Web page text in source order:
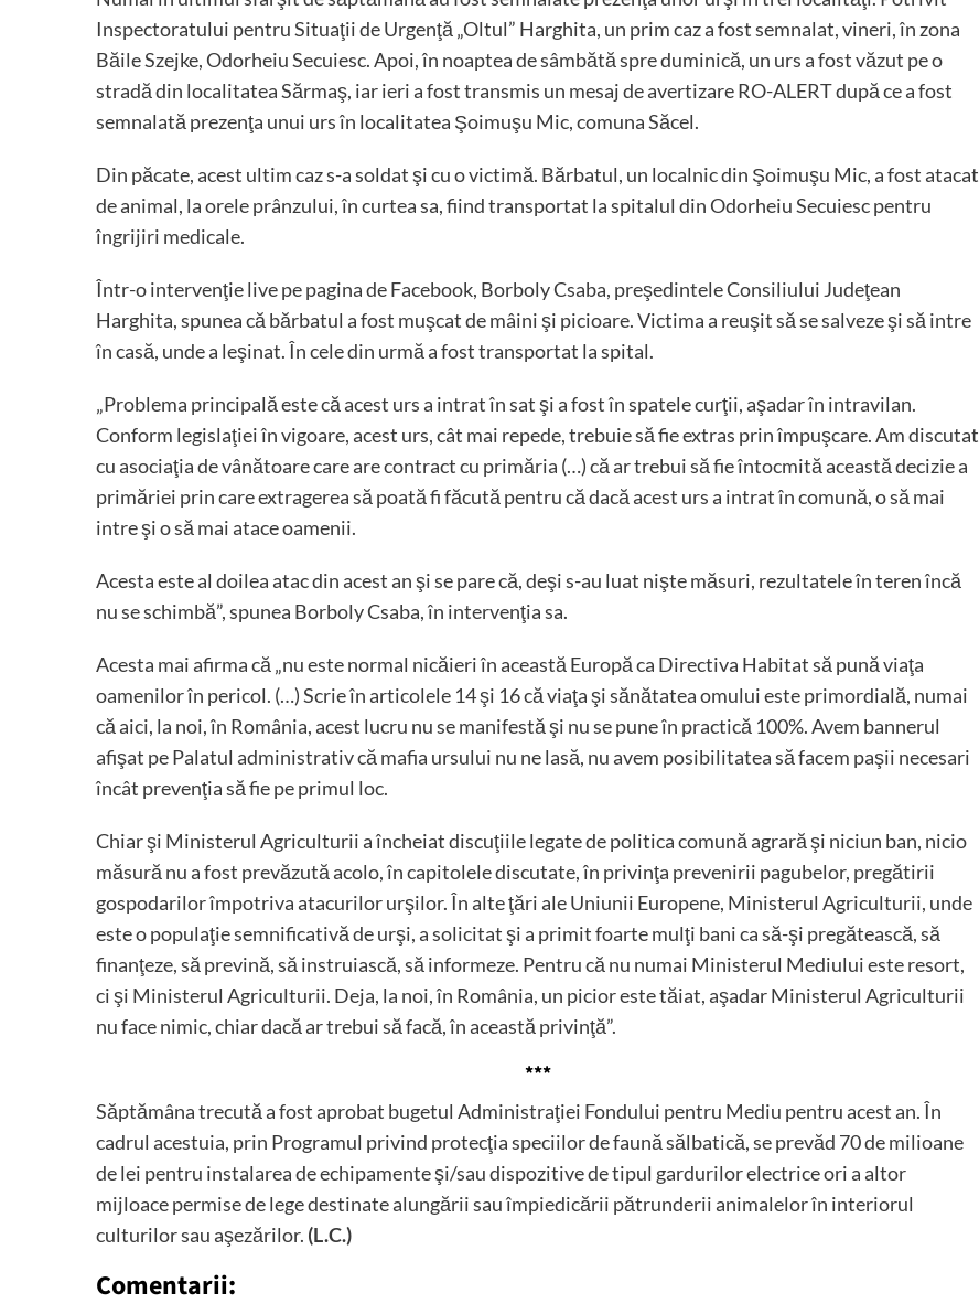
Inspectoratului pentru Situaţii de Urgenţă „Oltul” Harghita, un prim caz a fost semnalat, vineri, în zona
Băile Szejke, Odorheiu Secuiesc. Apoi, în noaptea de sâmbătă spre duminică, un urs a fost văzut pe o
stradă din localitatea Sărmaş, iar ieri a fost transmis un mesaj de avertizare RO-ALERT după ce a fost
semnalată prezenţa unui urs în localitatea Şoimuşu Mic, comuna Săcel.
Din păcate, acest ultim caz s-a soldat şi cu o victimă. Bărbatul, un localnic din Şoimuşu Mic, a fost atacat
de animal, la orele prânzului, în curtea sa, fiind transportat la spitalul din Odorheiu Secuiesc pentru
îngrijiri medicale.
Într-o intervenţie live pe pagina de Facebook, Borboly Csaba, preşedintele Consiliului Judeţean
Harghita, spunea că bărbatul a fost muşcat de mâini şi picioare. Victima a reuşit să se salveze şi să intre
în casă, unde a leşinat. În cele din urmă a fost transportat la spital.
„Problema principală este că acest urs a intrat în sat şi a fost în spatele curţii, aşadar în intravilan.
Conform legislaţiei în vigoare, acest urs, cât mai repede, trebuie să fie extras prin împuşcare. Am discutat
cu asociaţia de vânătoare care are contract cu primăria (…) că ar trebui să fie întocmită această decizie a
primăriei prin care extragerea să poată fi făcută pentru că dacă acest urs a intrat în comună, o să mai
intre şi o să mai atace oamenii.
Acesta este al doilea atac din acest an şi se pare că, deşi s-au luat nişte măsuri, rezultatele în teren încă
nu se schimbă”, spunea Borboly Csaba, în intervenţia sa.
Acesta mai afirma că „nu este normal nicăieri în această Europă ca Directiva Habitat să pună viaţa
oamenilor în pericol. (…) Scrie în articolele 14 şi 16 că viaţa şi sănătatea omului este primordială, numai
că aici, la noi, în România, acest lucru nu se manifestă şi nu se pune în practică 100%. Avem bannerul
afişat pe Palatul administrativ că mafia ursului nu ne lasă, nu avem posibilitatea să facem paşii necesari
încât prevenţia să fie pe primul loc.
Chiar şi Ministerul Agriculturii a încheiat discuţiile legate de politica comună agrară şi niciun ban, nicio
măsură nu a fost prevăzută acolo, în capitolele discutate, în privinţa prevenirii pagubelor, pregătirii
gospodarilor împotriva atacurilor urşilor. În alte ţări ale Uniunii Europene, Ministerul Agriculturii, unde
este o populaţie semnificativă de urşi, a solicitat şi a primit foarte mulţi bani ca să-şi pregătească, să
finanţeze, să prevină, să instruiască, să informeze. Pentru că nu numai Ministerul Mediului este resort,
ci şi Ministerul Agriculturii. Deja, la noi, în România, un picior este tăiat, aşadar Ministerul Agriculturii
nu face nimic, chiar dacă ar trebui să facă, în această privinţă”.
***
Săptămâna trecută a fost aprobat bugetul Administraţiei Fondului pentru Mediu pentru acest an. În
cadrul acestuia, prin Programul privind protecţia speciilor de faună sălbatică, se prevăd 70 de milioane
de lei pentru instalarea de echipamente şi/sau dispozitive de tipul gardurilor electrice ori a altor
mijloace permise de lege destinate alungării sau împiedicării pătrunderii animalelor în interiorul
culturilor sau aşezărilor. (L.C.)
Comentarii: